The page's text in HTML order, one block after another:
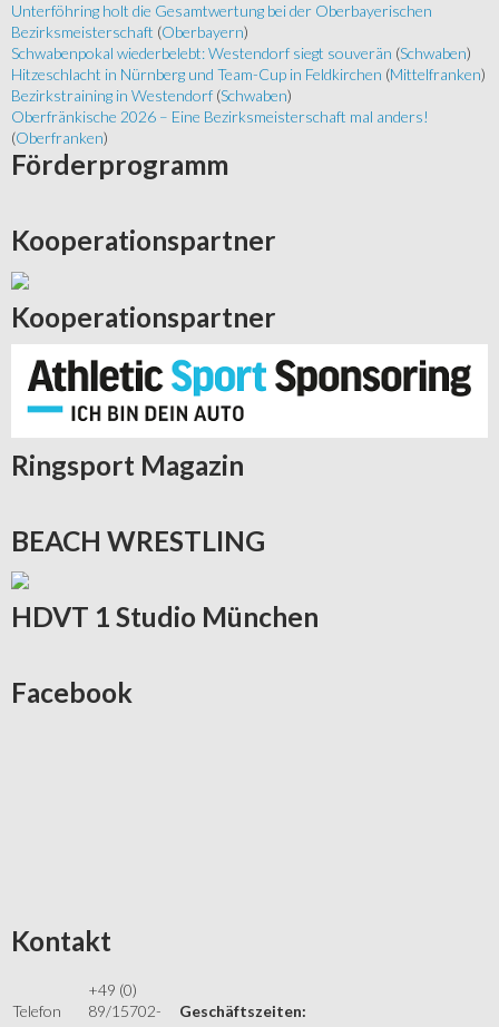
Unterföhring holt die Gesamtwertung bei der Oberbayerischen
Bezirksmeisterschaft (Oberbayern)
Schwabenpokal wiederbelebt: Westendorf siegt souverän (Schwaben)
Hitzeschlacht in Nürnberg und Team-Cup in Feldkirchen (Mittelfranken)
Bezirkstraining in Westendorf (Schwaben)
Oberfränkische 2026 – Eine Bezirksmeisterschaft mal anders!
(Oberfranken)
Förderprogramm
Kooperationspartner
Kooperationspartner
Ringsport Magazin
BEACH WRESTLING
HDVT 1 Studio München
Facebook
Kontakt
Telefon
+49 (0)
89/15702-
Geschäftszeiten: